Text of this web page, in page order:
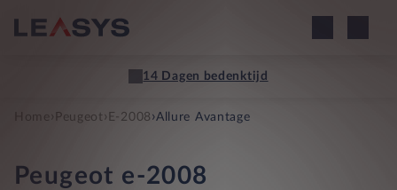
14 Dagen bedenktijd
Home › Peugeot › E-2008 ›Allure Avantage
Peugeot e-2008